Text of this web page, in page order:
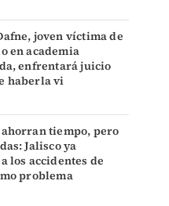
joven víctima de
en academia
enfrentará juicio
haberla vi
ahorran tiempo, pero
Jalisco ya
los accidentes de
problema